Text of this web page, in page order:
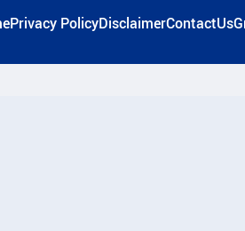
Privacy PolicyDisclaimerContactUs